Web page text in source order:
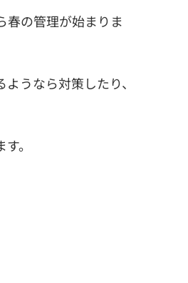
春の管理が始まりま
うなら対策したり、
。